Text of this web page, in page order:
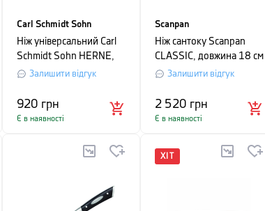
Carl Schmidt Sohn
Ніж універсальний Carl
Schmidt Sohn HERNE,
довжина 13 см, чорний
Залишити відгук
920 грн
Є в наявності
Scanpan
Ніж сантоку Scanpan
CLASSIC, довжина 18 см
Залишити відгук
2 520 грн
Є в наявності
ХІТ